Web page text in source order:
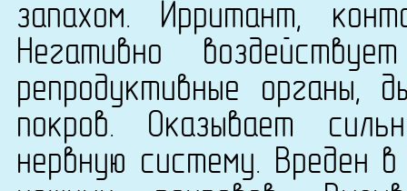
запахом. Ирритант,
Негативно
репродуктивные органы,
покров. Оказывает
нервную систему. Вреден